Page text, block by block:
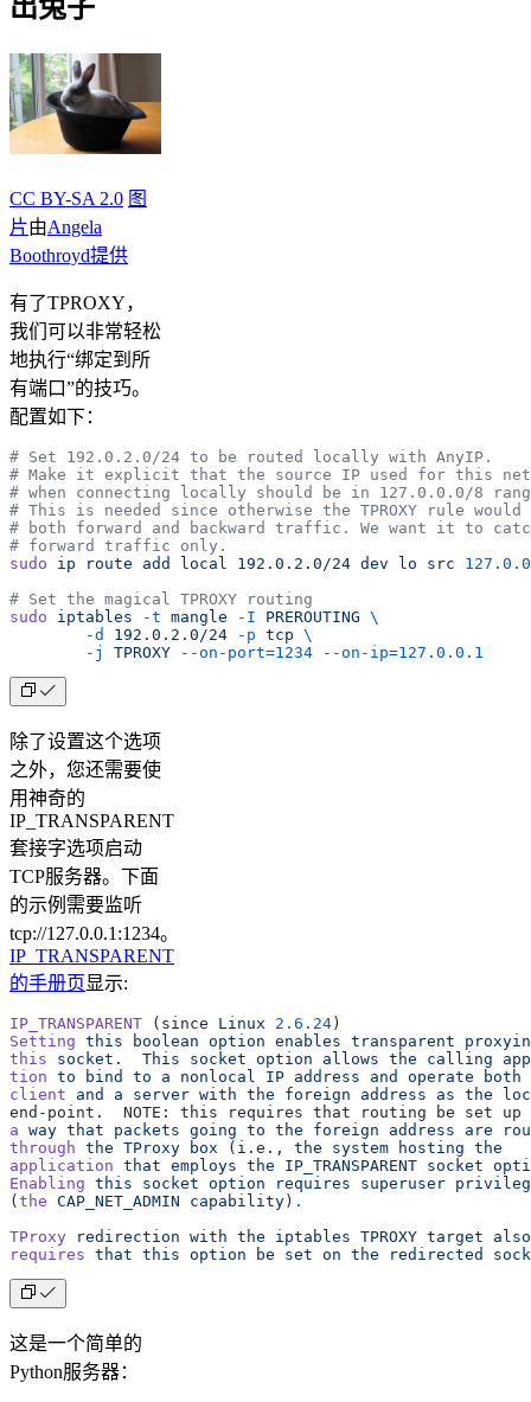
出兔子
CC BY-SA 2.0 图
片由Angela
Boothroyd提供
有了TPROXY，
我们可以非常轻松
地执行“绑定到所
有端口”的技巧。
配置如下：
# Set 192.0.2.0/24 to be routed locally with AnyIP.
# Make it explicit that the source IP used for this
# when connecting locally should be in 127.0.0.0/8
# This is needed since otherwise the TPROXY rule would
# both forward and backward traffic. We want it to
# forward traffic only.
sudo ip route add local 192.0.2.0/24 dev lo src
# Set the magical TPROXY routing
sudo iptables -t mangle -I PREROUTING \
        -d
192.0.2.0/24 -p tcp \
        -j
TPROXY --on-port=1234 --on-ip=127.0.0.1
除了设置这个选项
之外，您还需要使
用神奇的
IP_TRANSPARENT
套接字选项启动
TCP服务器。下面
的示例需要监听
tcp://127.0.0.1:1234。
IP_TRANSPARENT
的手册页显示:
IP_TRANSPARENT (since Linux 2.6.24 )
Setting this boolean option enables transparent
this socket.
  This
socket option allows the calling
tion to bind to a nonlocal IP address and operate both
client and a server with the foreign address as the
end‐point.  NOTE: this requires that routing be set up
a way that packets going to the foreign address are
through the TProxy box (i.e., the system hosting the
application that employs the IP_TRANSPARENT socket
Enabling this socket option requires superuser
( the CAP_NET_ADMIN capability ) .
TProxy redirection with the iptables TPROXY target also
requires that this option be set on the redirected
这是一个简单的
Python服务器：